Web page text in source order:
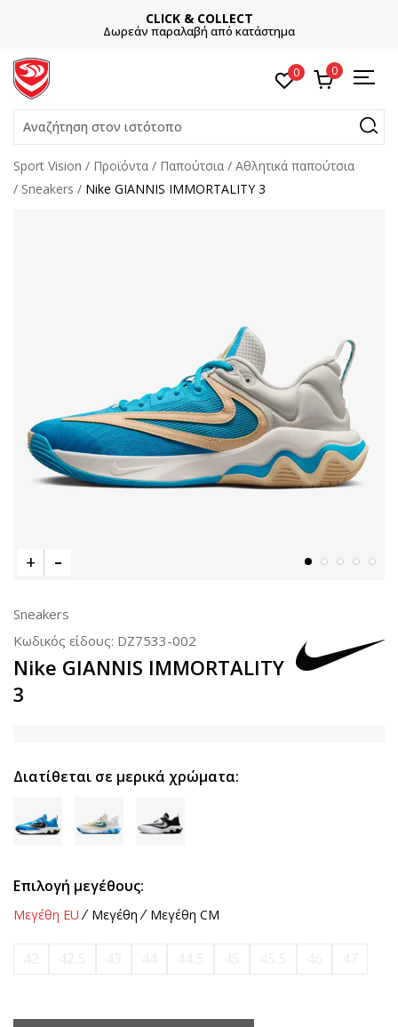
CLICK & COLLECT
Δωρεάν παραλαβή από κατάστημα
0 0
Αναζήτηση στον ιστότοπο
Sport Vision Προϊόντα Παπούτσια
Αθλητικά παπούτσια
Sneakers
Nike GIANNIS IMMORTALITY 3
Sneakers
Κωδικός είδους: DZ7533-002
Nike GIANNIS IMMORTALITY
3
Διατίθεται σε μερικά χρώματα:
Επιλογή μεγέθους:
Μεγέθη EU Μεγέθη Μεγέθη CM